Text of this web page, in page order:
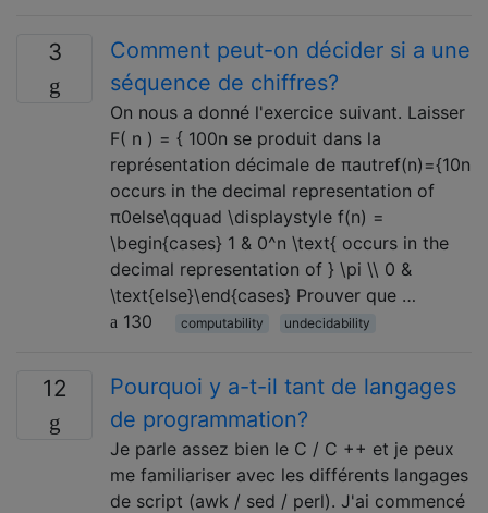
3
Comment peut-on décider si a une
séquence de chiffres?
On nous a donné l'exercice suivant. Laisser
F( n ) = { 100n se produit dans la
représentation décimale de πautref(n)={10n
occurs in the decimal representation of
π0else\qquad \displaystyle f(n) =
\begin{cases} 1 & 0^n \text{ occurs in the
decimal representation of } \pi \\ 0 &
\text{else}\end{cases} Prouver que …
130
computability undecidability
12
Pourquoi y a-t-il tant de langages
de programmation?
Je parle assez bien le C / C ++ et je peux
me familiariser avec les différents langages
de script (awk / sed / perl). J'ai commencé